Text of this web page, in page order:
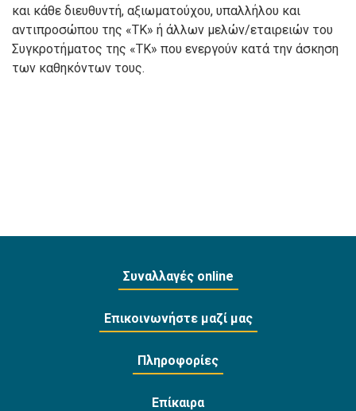
και κάθε διευθυντή, αξιωματούχου, υπαλλήλου και
αντιπροσώπου της «ΤΚ» ή άλλων μελών/εταιρειών του
Συγκροτήματος της «ΤΚ» που ενεργούν κατά την άσκηση
των καθηκόντων τους.
Συναλλαγές online
Επικοινωνήστε μαζί μας
Πληροφορίες
Επίκαιρα